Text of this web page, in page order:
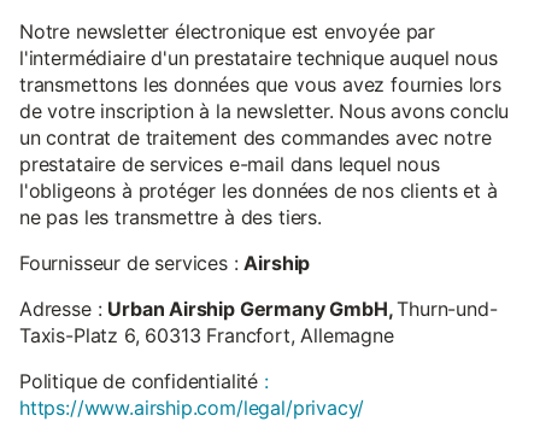
Notre newsletter électronique est envoyée par
l'intermédiaire d'un prestataire technique auquel nous
transmettons les données que vous avez fournies lors
de votre inscription à la newsletter. Nous avons conclu
un contrat de traitement des commandes avec notre
prestataire de services e-mail dans lequel nous
l'obligeons à protéger les données de nos clients et à
ne pas les transmettre à des tiers.
Fournisseur de services :Airship
Adresse : Urban Airship Germany GmbH,Thurn-und-
Taxis-Platz 6, 60313 Francfort, Allemagne
Politique de confidentialité :
https://www.airship.com/legal/privacy/